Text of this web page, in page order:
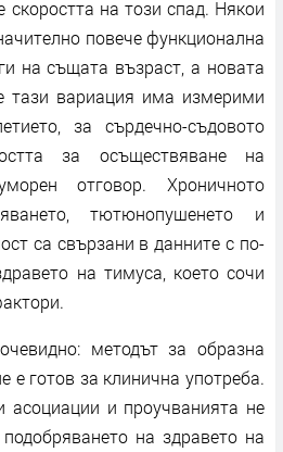
скоростта на този спад. Някои
повече функционална
на същата възраст, а новата
тази вариация има измерими
за сърдечно-съдовото
за осъществяване на
отговор. Хроничното
тютюнопушенето и
са свързани в данните с по-
на тимуса, което сочи
методът за образна
е готов за клинична употреба.
асоциации и проучванията не
на здравето на